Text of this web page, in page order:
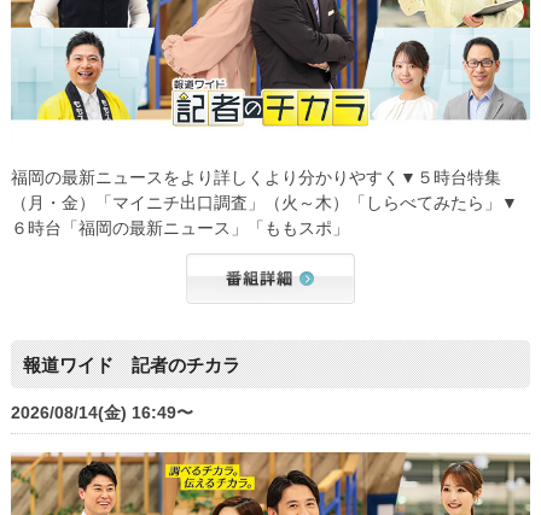
福岡の最新ニュースをより詳しくより分かりやすく▼５時台特集
（月・金）「マイニチ出口調査」（火～木）「しらべてみたら」▼
６時台「福岡の最新ニュース」「ももスポ」
報道ワイド 記者のチカラ
2026/08/14(金) 16:49〜